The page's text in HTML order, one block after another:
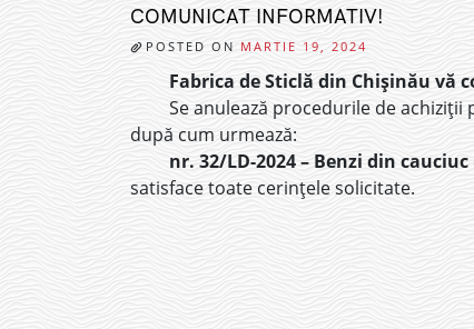
COMUNICAT INFORMATIV!
POSTED ON MARTIE 19, 2024
Fabrica de Sticlă din Chișinău vă
Se anulează procedurile de
după cum urmează:
nr. 32/LD-2024 – Benzi din cauciuc
satisface toate cerințele solicitate.